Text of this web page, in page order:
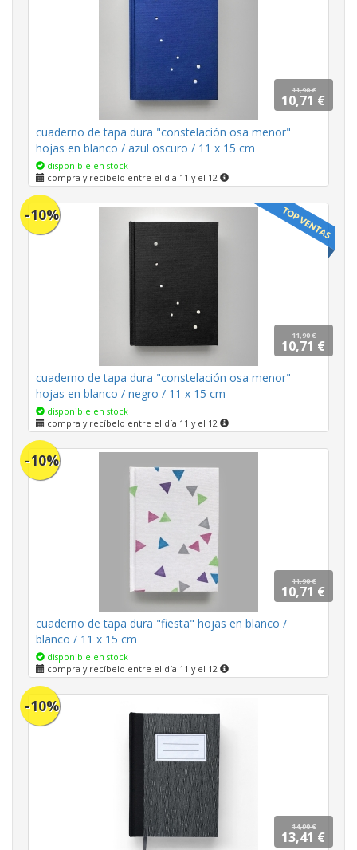
11,90 €
10,71 €
cuaderno de tapa dura "constelación osa menor"
hojas en blanco / azul oscuro / 11 x 15 cm
disponible en stock
compra y recíbelo entre el día 11 y el 12
-10%
11,90 €
10,71 €
cuaderno de tapa dura "constelación osa menor"
hojas en blanco / negro / 11 x 15 cm
disponible en stock
compra y recíbelo entre el día 11 y el 12
-10%
11,90 €
10,71 €
cuaderno de tapa dura "fiesta" hojas en blanco /
blanco / 11 x 15 cm
disponible en stock
compra y recíbelo entre el día 11 y el 12
-10%
14,90 €
13,41 €